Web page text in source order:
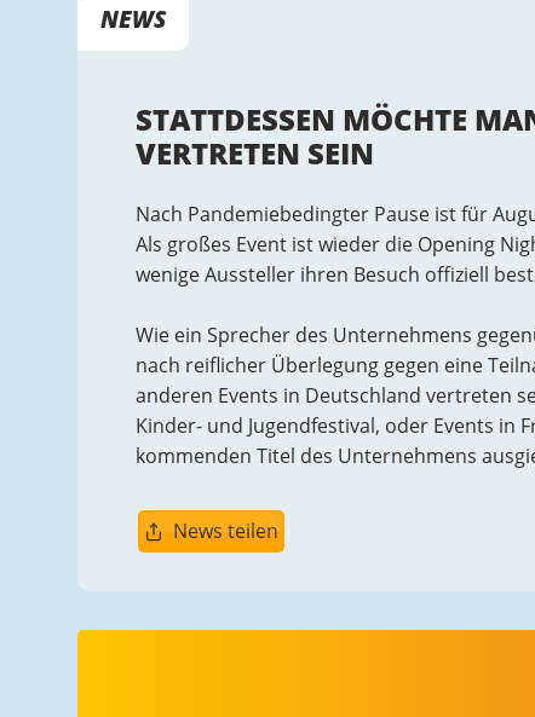
NEWS
STATTDESSEN MÖCHTE
VERTRETEN SEIN
Nach Pandemiebedingter Pause ist für
Als großes Event ist wieder die Opening
wenige Aussteller ihren Besuch offiziell
Wie ein Sprecher des Unternehmens
nach reiflicher Überlegung gegen eine
anderen Events in Deutschland vertreten
Kinder- und Jugendfestival, oder Events
kommenden Titel des Unternehmens
News teilen